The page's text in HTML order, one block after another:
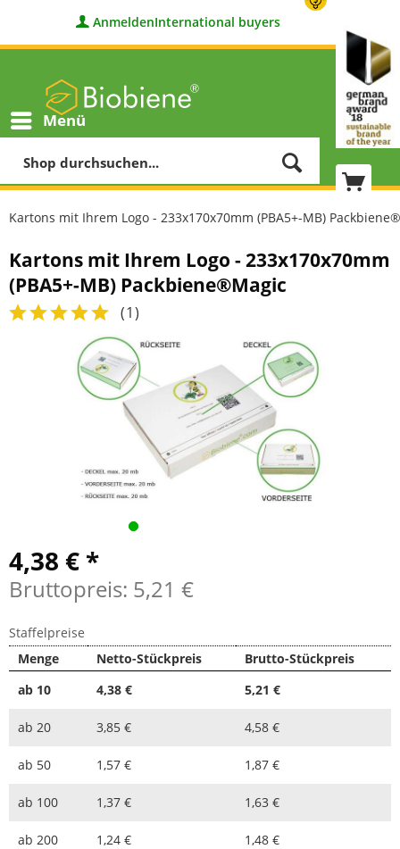
AnmeldenInternational buyers
Menü
Kartons mit Ihrem Logo - 233x170x70mm (PBA5+-MB)
Kartons mit Ihrem Logo - 233x170x70mm
(PBA5+-MB) Packbiene®Magic
(1)
4,38 € *
Bruttopreis: 5,21 €
Staffelpreise
Menge
Netto-Stückpreis
Brutto-Stückpreis
ab 10 4,38 € 5,21 €
ab 20 3,85 € 4,58 €
ab 50 1,57 € 1,87 €
ab 100 1,37 € 1,63 €
ab 200 1,24 € 1,48 €